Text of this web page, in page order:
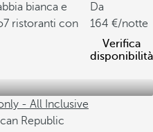
bianca e
7 ristoranti con
Da
164
/notte
Verifica
disponibilità
- All Inclusive
Republic